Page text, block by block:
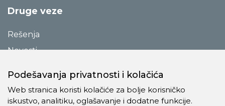
Druge veze
Rešenja
Novosti
O preduzeću
Podešavanja privatnosti i kolačića
Web stranica koristi kolačiće za bolje korisničko
iskustvo, analitiku, oglašavanje i dodatne funkcije.